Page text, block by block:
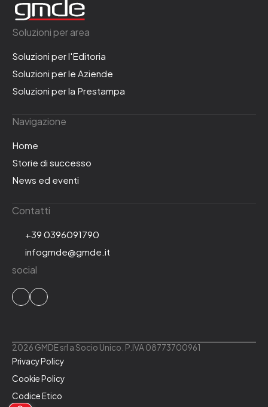
Soluzioni per area
Soluzioni per l'Editoria
Soluzioni per le Aziende
Soluzioni per la Prestampa
Navigazione
Home
Storie di successo
News ed eventi
Contatti
+39 0396091790
infogmde@gmde.it
social
2026 GMDE srl a Socio Unico. P.IVA 08773700961
Privacy Policy
Cookie Policy
Codice Etico